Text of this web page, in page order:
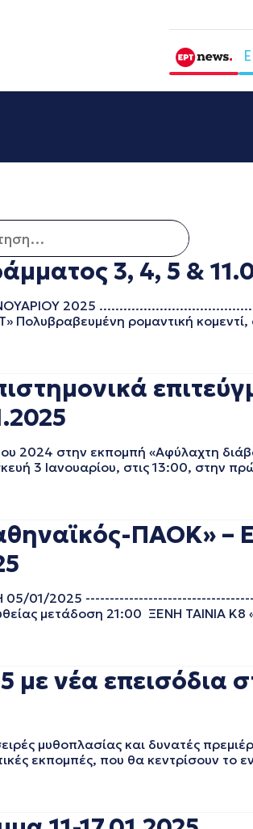
για:
3, 4, 5 &
2025
Πολυβραβευμένη ρομαντική
2024 στην εκπομπή «Αφύλαχτη
3 Ιανουαρίου, στις 13:00, στην
ΠΑΟΚ» –
05/01/2025
μετάδοση 21:00 ΞΕΝΗ ΤΑΙΝΙΑ Κ8
με νέα επεισόδια
μυθοπλασίας και δυνατές
εκπομπές, που θα κεντρίσουν το